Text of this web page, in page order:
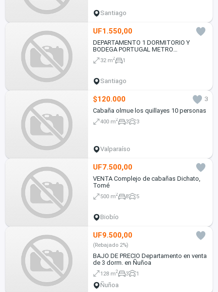
Santiago
UF1.550,00
DEPARTAMENTO 1 DORMITORIO Y
BODEGA PORTUGAL METRO
IRARRAZAVA
32 m2 1
Santiago
$120.000
3
Cabaña olmue los quillayes 10 personas
400 m2 3 3
Valparaíso
UF7.500,00
VENTA Complejo de cabañas Dichato,
Tomé
500 m2 8 5
Biobío
UF9.500,00
(Rebajado 2%)
BAJO DE PRECIO Departamento en venta
de 3 dorm. en Ñuñoa
128 m2 3 1
Ñuñoa